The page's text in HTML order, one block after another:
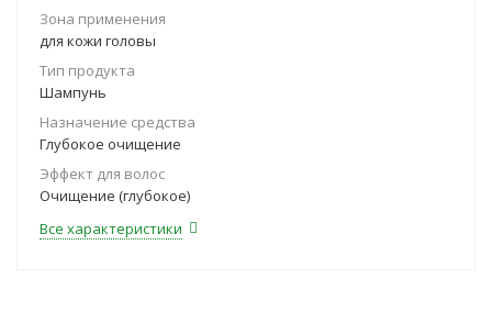
Зона применения
для кожи головы
Тип продукта
Шампунь
Назначение средства
Глубокое очищение
Эффект для волос
Очищение (глубокое)
Все характеристики